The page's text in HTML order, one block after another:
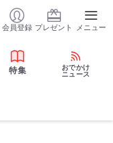
会員登録 プレゼント メニュー
特集
おでかけ
ニュース